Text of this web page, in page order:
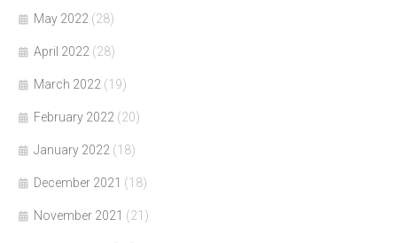
May 2022 (28)
April 2022 (28)
March 2022 (19)
February 2022 (20)
January 2022 (18)
December 2021 (18)
November 2021 (21)